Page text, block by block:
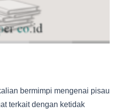
bermimpi mengenai pisau
terkait dengan ketidak